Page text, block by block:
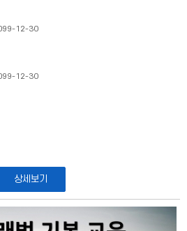
12-30
12-30
상세보기